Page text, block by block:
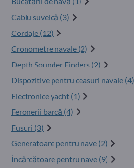
Cablu suveică (3)
Cordaje (12)
Cronometre navale (2)
Depth Sounder Finders (2)
Dispozitive pentru ceasuri navale (4)
Electronice yacht (1)
Feronerii barcă (4)
Fusuri (3)
Generatoare pentru nave (2)
Încărcătoare pentru nave (9)